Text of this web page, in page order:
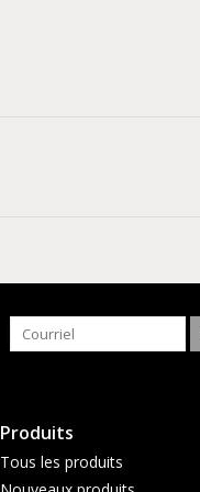
Produits
Tous les produits